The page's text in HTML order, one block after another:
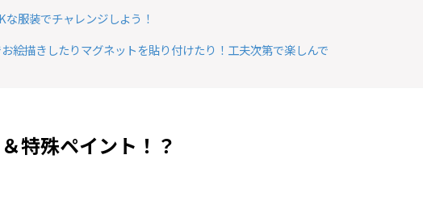
な服装でチャレンジしよう！
絵描きしたりマグネットを貼り付けたり！工夫次第で楽しんで
特殊ペイント！？